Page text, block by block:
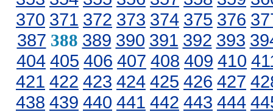
370 371 372 373 374 375 376
387 388 389 390 391 392 393
404 405 406 407 408 409 410
421 422 423 424 425 426 427
438 439 440 441 442 443 444